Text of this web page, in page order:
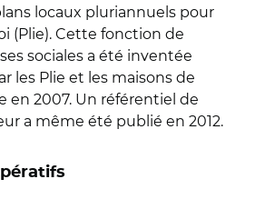
locaux pluriannuels pour
(Plie). Cette fonction de
sociales a été inventée
les Plie et les maisons de
en 2007. Un référentiel de
a même été publié en 2012.